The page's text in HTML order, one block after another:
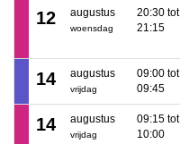
12 augustus
woensdag
20:30 tot
21:15
14 augustus
vrijdag
09:00 tot
09:45
14 augustus
vrijdag
09:15 tot
10:00